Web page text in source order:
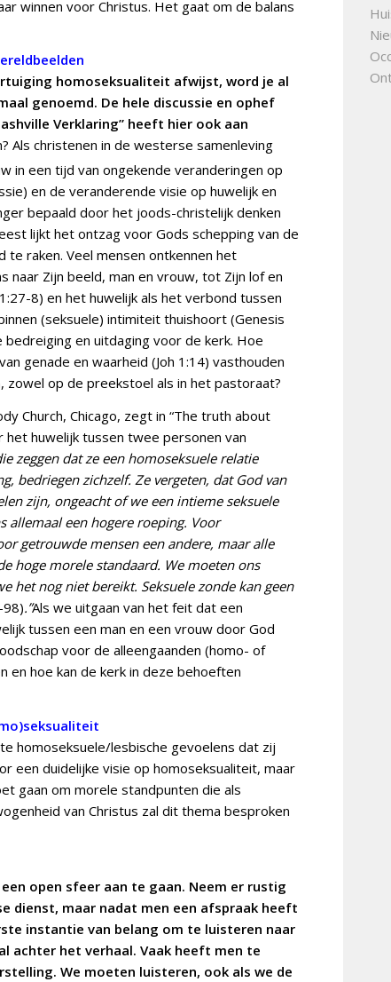
winnen voor Christus. Het gaat om de balans
homoseksualiteit afwijst, word je al
genoemd. De hele discussie en ophef
Verklaring” heeft hier ook aan
Als christenen in de westerse samenleving
in een tijd van ongekende veranderingen op
en de veranderende visie op huwelijk en
bepaald door het joods-christelijk denken
lijkt het ontzag voor Gods schepping van de
raken. Veel mensen ontkennen het
naar Zijn beeld, man en vrouw, tot Zijn lof en
8) en het huwelijk als het verbond tussen
(seksuele) intimiteit thuishoort (Genesis
en uitdaging voor de kerk. Hoe
genade en waarheid (Joh 1:14) vasthouden
zowel op de preekstoel als in het pastoraat?
Church, Chicago, zegt in “The truth about
huwelijk tussen twee personen van
zeggen dat ze een homoseksuele relatie
bedriegen zichzelf. Ze vergeten, dat God van
zijn, ongeacht of we een intieme seksuele
allemaal een hogere roeping. Voor
getrouwde mensen een andere, maar alle
hoge morele standaard. We moeten ons
het nog niet bereikt. Seksuele zonde kan geen
98).”Als we uitgaan van het feit dat een
tussen een man en een vrouw door God
voor de alleengaanden (homo- of
en hoe kan de kerk in deze behoeften
homoseksuele/lesbische gevoelens dat zij
een duidelijke visie op homoseksualiteit, maar
gaan om morele standpunten die als
van Christus zal dit thema besproken
open sfeer aan te gaan. Neem er rustig
dienst, maar nadat men een afspraak heeft
instantie van belang om te luisteren naar
achter het verhaal. Vaak heeft men te
We moeten luisteren, ook als we de